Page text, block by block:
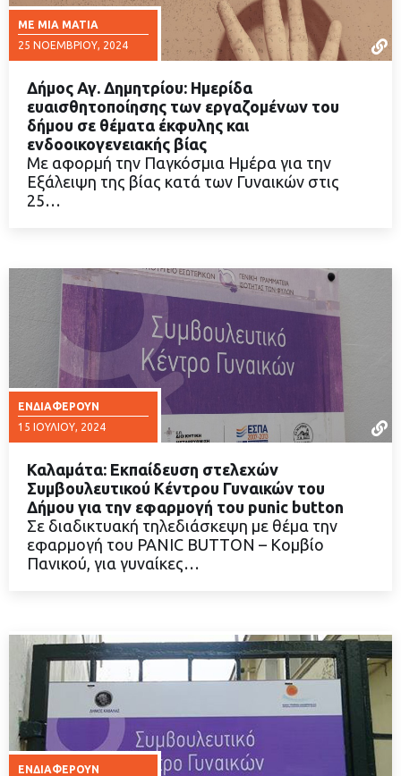
ΜΕ ΜΙΑ ΜΑΤΙΆ
25 ΝΟΕΜΒΡΊΟΥ, 2024
ΔΙΑΒΑΣΤΕ ΠΕΡΙΣΣΟΤΕΡΑ
Δήμος Αγ. Δημητρίου: Ημερίδα
ευαισθητοποίησης των εργαζομένων του
δήμου σε θέματα έκφυλης και
ενδοοικογενειακής βίας
Με αφορμή την Παγκόσμια Ημέρα για την
Εξάλειψη της βίας κατά των Γυναικών στις
25…
ΕΝΔΙΑΦΈΡΟΥΝ
15 ΙΟΥΛΊΟΥ, 2024
ΔΙΑΒΑΣΤΕ ΠΕΡΙΣΣΟΤΕΡΑ
Καλαμάτα: Εκπαίδευση στελεχών
Συμβουλευτικού Κέντρου Γυναικών του
Δήμου για την εφαρμογή του punic button
Σε διαδικτυακή τηλεδιάσκεψη με θέμα την
εφαρμογή του PANIC BUTTON – Κομβίο
Πανικού, για γυναίκες…
ΕΝΔΙΑΦΈΡΟΥΝ